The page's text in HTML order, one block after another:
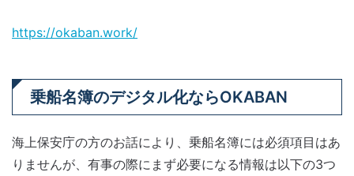
https://okaban.work/
乗船名簿のデジタル化ならOKABAN
海上保安庁の方のお話により、乗船名簿には必須項目はあ
りませんが、有事の際にまず必要になる情報は以下の3つ